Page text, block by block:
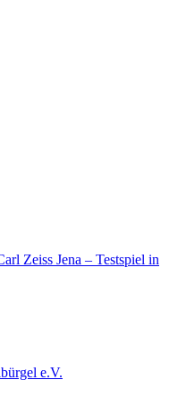
Zeiss Jena – Testspiel in
e.V.